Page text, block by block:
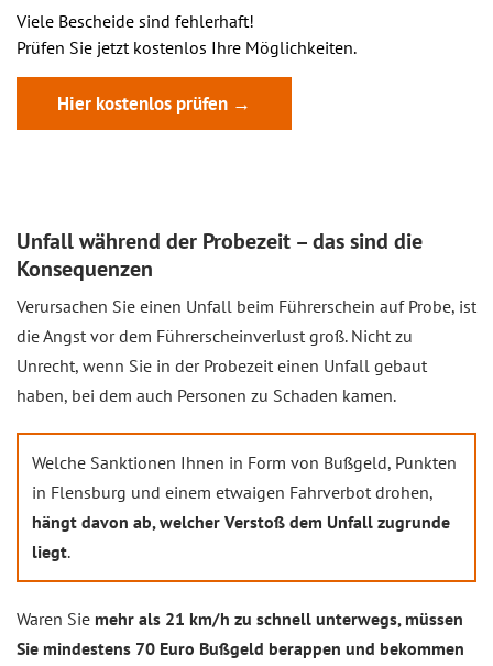
Viele Bescheide sind fehlerhaft!
Prüfen Sie jetzt kostenlos Ihre Möglichkeiten.
Hier kostenlos prüfen →
Unfall während der Probezeit – das sind die
Konsequenzen
Verursachen Sie einen Unfall beim Führerschein auf Probe, ist
die Angst vor dem Führerscheinverlust groß. Nicht zu
Unrecht, wenn Sie in der Probezeit einen Unfall gebaut
haben, bei dem auch Personen zu Schaden kamen.
Welche Sanktionen Ihnen in Form von Bußgeld, Punkten
in Flensburg und einem etwaigen Fahrverbot drohen,
hängt davon ab, welcher Verstoß dem Unfall zugrunde
liegt.
Waren Sie mehr als 21 km/h zu schnell unterwegs, müssen
Sie mindestens 70 Euro Bußgeld berappen und bekommen